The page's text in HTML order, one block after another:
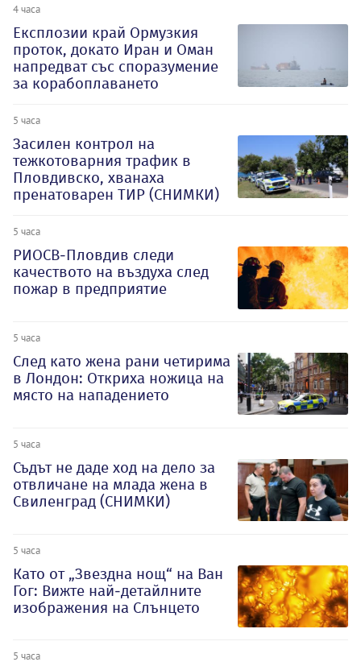
4 часа
Експлозии край Ормузкия
проток, докато Иран и Оман
напредват със споразумение
за корабоплаването
5 часа
Засилен контрол на
тежкотоварния трафик в
Пловдивско, хванаха
пренатоварен ТИР (СНИМКИ)
5 часа
РИОСВ-Пловдив следи
качеството на въздуха след
пожар в предприятие
5 часа
След като жена рани четирима
в Лондон: Откриха ножица на
място на нападението
5 часа
Съдът не даде ход на дело за
отвличане на млада жена в
Свиленград (СНИМКИ)
5 часа
Като от „Звездна нощ“ на Ван
Гог: Вижте най-детайлните
изображения на Слънцето
5 часа